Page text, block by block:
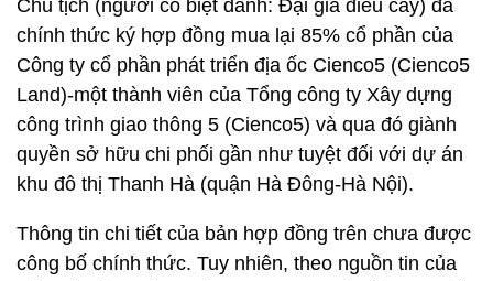
Chủ tịch (người có biệt danh: Đại gia điếu cày) đã
chính thức ký hợp đồng mua lại 85% cổ phần của
Công ty cổ phần phát triển địa ốc Cienco5 (Cienco5
Land)-một thành viên của Tổng công ty Xây dựng
công trình giao thông 5 (Cienco5) và qua đó giành
quyền sở hữu chi phối gần như tuyệt đối với dự án
khu đô thị Thanh Hà (quận Hà Đông-Hà Nội).
Thông tin chi tiết của bản hợp đồng trên chưa được
công bố chính thức. Tuy nhiên, theo nguồn tin của